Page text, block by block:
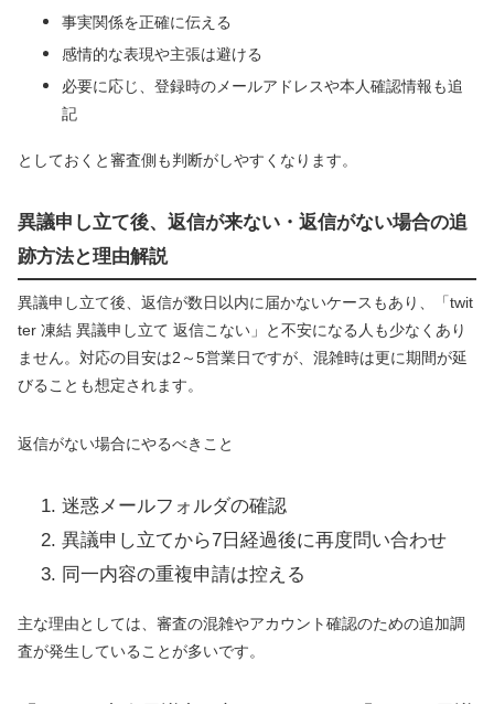
事実関係を正確に伝える
感情的な表現や主張は避ける
必要に応じ、登録時のメールアドレスや本人確認情報も追
記
としておくと審査側も判断がしやすくなります。
異議申し立て後、返信が来ない・返信がない場合の追
跡方法と理由解説
異議申し立て後、返信が数日以内に届かないケースもあり、「twit
ter 凍結 異議申し立て 返信こない」と不安になる人も少なくあり
ません。対応の目安は2～5営業日ですが、混雑時は更に期間が延
びることも想定されます。
返信がない場合にやるべきこと
迷惑メールフォルダの確認
異議申し立てから7日経過後に再度問い合わせ
同一内容の重複申請は控える
主な理由としては、審査の混雑やアカウント確認のための追加調
査が発生していることが多いです。